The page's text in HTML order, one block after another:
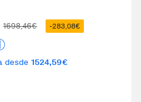
1698,46€ -283,08€
desde 1524,59€